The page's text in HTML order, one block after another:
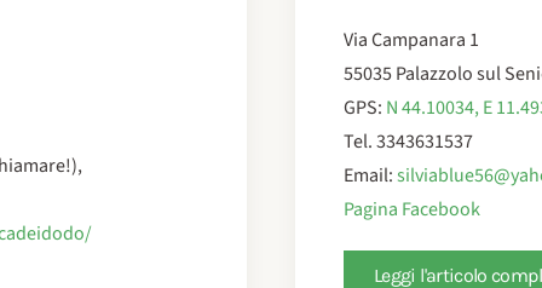
Via Campanara 1
55035 Palazzolo sul
GPS: N 44.10034, E
Tel. 3343631537
Email:
Pagina Facebook
Leggi l'articolo